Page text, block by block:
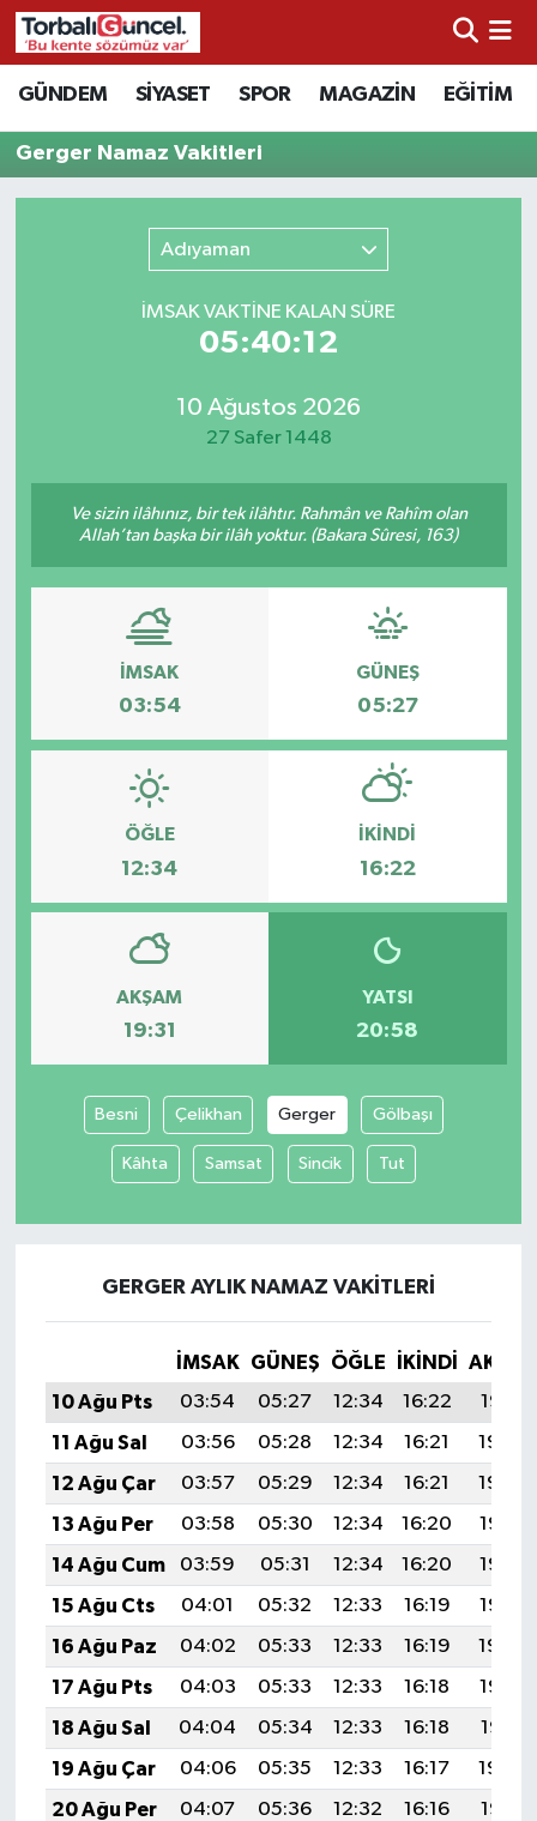
GÜNDEM SİYASET SPOR MAGAZİN EĞİTİM
Gerger Namaz Vakitleri
Adıyaman
İMSAK VAKTİNE KALAN SÜRE
05:40:12
10 Ağustos 2026
27 Safer 1448
Ve sizin ilâhınız, bir tek ilâhtır. Rahmân ve Rahîm olan
Allah’tan başka bir ilâh yoktur. (Bakara Sûresi, 163)
İMSAK
03:54
GÜNEŞ
05:27
ÖĞLE
12:34
İKINDI
16:22
AKŞAM
19:31
YATSI
20:58
Besni Çelikhan Gerger Gölbaşı
Kâhta Samsat Sincik Tut
GERGER AYLIK NAMAZ VAKITLERI
İMSAK GÜNEŞ ÖĞLE İKINDI
10 Ağu Pts
03:54 05:27 12:34 16:22
19:31
11 Ağu Sal
03:56 05:28 12:34 16:21
19:30
12 Ağu Çar
03:57 05:29 12:34 16:21
19:29
13 Ağu Per
03:58 05:30 12:34 16:20
19:28
14 Ağu Cum
03:59 05:31 12:34 16:20
19:27
15 Ağu Cts
04:01 05:32 12:33 16:19
19:25
16 Ağu Paz
04:02 05:33 12:33 16:19
19:24
17 Ağu Pts
04:03 05:33 12:33 16:18
19:23
18 Ağu Sal
04:04 05:34 12:33 16:18
19:21
19 Ağu Çar
04:06 05:35 12:33 16:17
19:20
20 Ağu Per
04:07 05:36 12:32 16:16
19:19
İzmir Nöbetçi Eczaneler
İzmir Hava Durumu
İzmir Trafik Yoğunluk Haritası
Süper Lig Puan Durumu ve Fikstür
Tüm Manşetler
Haber Arşivi